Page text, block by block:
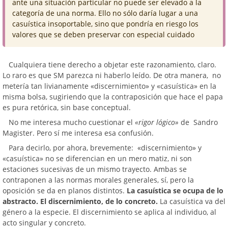
ante una situación particular no puede ser elevado a la
categoría de una norma. Ello no sólo daría lugar a una
casuística insoportable, sino que pondría en riesgo los
valores que se deben preservar con especial cuidado
Cualquiera tiene derecho a objetar este razonamiento, claro.
Lo raro es que SM parezca ni haberlo leído. De otra manera, no
metería tan livianamente «discernimiento» y «casuística» en la
misma bolsa, sugiriendo que la contraposición que hace el papa
es pura retórica, sin base conceptual.
No me interesa mucho cuestionar el «rigor lógico» de Sandro
Magister. Pero sí me interesa esa confusión.
Para decirlo, por ahora, brevemente: «discernimiento» y
«casuística» no se diferencian en un mero matiz, ni son
estaciones sucesivas de un mismo trayecto. Ambas se
contraponen a las normas morales generales, sí, pero la
oposición se da en planos distintos. La casuística se ocupa de lo
abstracto. El discernimiento, de lo concreto. La casuística va del
género a la especie. El discernimiento se aplica al individuo, al
acto singular y concreto.